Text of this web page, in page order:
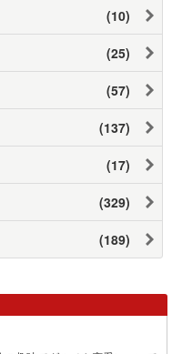
(10)
(25)
(57)
(137)
(17)
(329)
(189)